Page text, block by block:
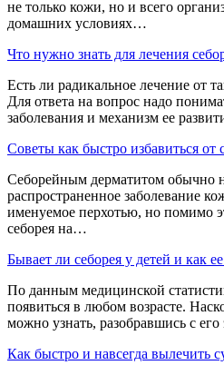
не только кожи, но и всего
домашних условиях…
Что нужно знать для лечения
Есть ли радикальное лечение от
Для ответа на вопрос надо
заболевания и механизм ее
Советы как быстро избавиться от
Себорейным дерматитом обычно
распространенное заболевание
именуемое перхотью, но помимо
себорея на…
Бывает ли себорея у детей и как
По данным медицинской
появиться в любом возрасте.
можно узнать, разобравшись с
Как быстро и навсегда вылечить